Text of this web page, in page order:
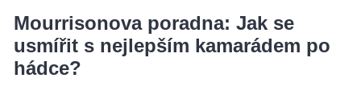
Mourrisonova poradna: Jak se
usmířit s nejlepším kamarádem po
hádce?